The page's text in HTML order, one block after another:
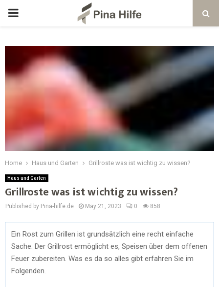
Home Haus und Garten Grillroste was ist wichtig zu wissen?
Haus und Garten
Grillroste was ist wichtig zu wissen?
Published by Pina-hilfe.de May 21, 2023 0 858
Ein Rost zum Grillen ist grundsätzlich eine recht einfache
Sache. Der Grillrost ermöglicht es, Speisen über dem offenen
Feuer zubereiten. Was es da so alles gibt erfahren Sie im
Folgenden.